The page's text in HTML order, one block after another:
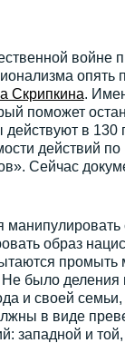
войне
опять
Скрипкина.
поможет
в 130
действий
Сейчас
образ
промыть
было деления
и своей
в виде
западной и